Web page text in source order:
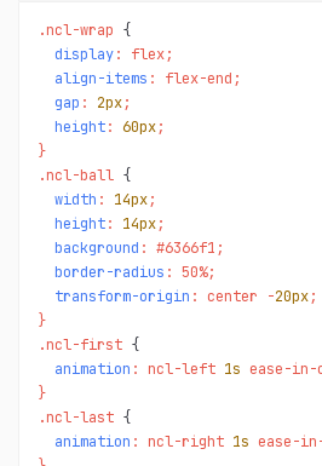
.ncl-wrap
display: flex;
align-items : flex-end;
gap : 2px;
height: 60px;
}
.ncl-ball
width : 14px;
height: 14px;
background : #6366f1;
border-radius : 50%;
transform-origin : center -20px;
}
.ncl-first
animation : ncl-left 1s ease-
}
.ncl-last
animation : ncl-right 1s ease-